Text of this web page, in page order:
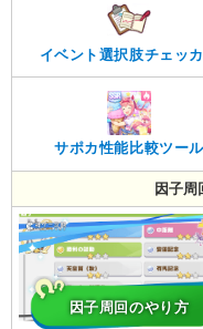
イベント選択肢チェッ
サポカ性能比較ツール
因子周
因子周回のやり方